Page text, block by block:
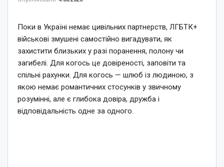
Поки в Україні немає цивільних партнерств, ЛГБТК+
військові змушені самостійно вигадувати, як
захистити близьких у разі поранення, полону чи
загибелі. Для когось це довіреності, заповіти та
спільні рахунки. Для когось — шлюб із людиною, з
якою немає романтичних стосунків у звичному
розумінні, але є глибока довіра, дружба і
відповідальність одне за одного.